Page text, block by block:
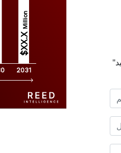
2031
$XX.X
Million
"البحث عن فرص جديدة لتوليد